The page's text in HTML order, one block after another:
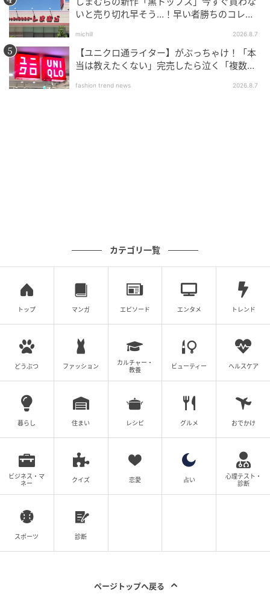
いと売り切れ早そう…！早い者勝ちのコレ買
michill 2026.8.7
【ユニクロ通ライター】がぶっちゃけ！「本
当は教えたくない」完売したら泣く「複数買
fashion trend news 2026.8.7
カテゴリ一覧
トップ マンガ エピソード エンタメ トレンド
どうぶつ ファッション
カルチャー・
教養
ビューティー ヘルスケア
暮らし 住まい レシピ グルメ おでかけ
ビジネス・マ
ネー
クイズ 恋愛 占い
心理テスト・
診断
スポーツ 診断
ページトップへ戻る